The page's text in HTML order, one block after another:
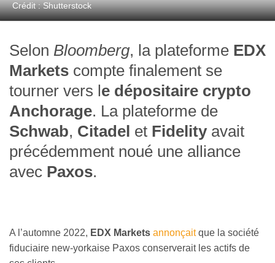
Crédit : Shutterstock
Selon Bloomberg, la plateforme EDX
Markets compte finalement se
tourner vers l e dépositaire crypto
Anchorage. La plateforme de
Schwab, Citadel et Fidelityavait
précédemment noué une alliance
avec Paxos.
A l’automne 2022, EDX Markets annonçaitque la société
fiduciaire new-yorkaise Paxos conserverait les actifs de